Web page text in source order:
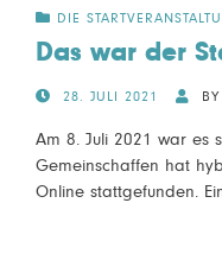
DIE
Das war der
POSTED28. JULI 2021 BY
Am 8. Juli 2021 war es
Gemeinschaffen hat
Online stattgefunden.